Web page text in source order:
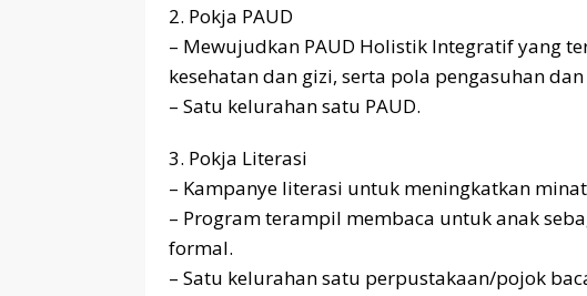
2. Pokja PAUD
– Mewujudkan PAUD Holistik Integratif yang
kesehatan dan gizi, serta pola pengasuhan
– Satu kelurahan satu PAUD.
3. Pokja Literasi
– Kampanye literasi untuk meningkatkan
– Program terampil membaca untuk anak
formal.
– Satu kelurahan satu perpustakaan/pojok